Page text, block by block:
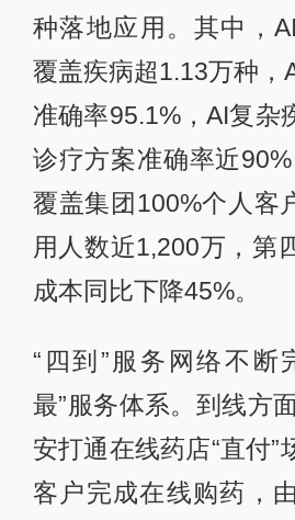
种落地应用。其中，
覆盖疾病超1.13万种，
准确率95.1%，AI复杂
诊疗方案准确率近
覆盖集团100%个人客
用人数近1,200万，第
成本同比下降45%。
“四到”服务网络不断
最”服务体系。到线方
安打通在线药店“直付”
客户完成在线购药，